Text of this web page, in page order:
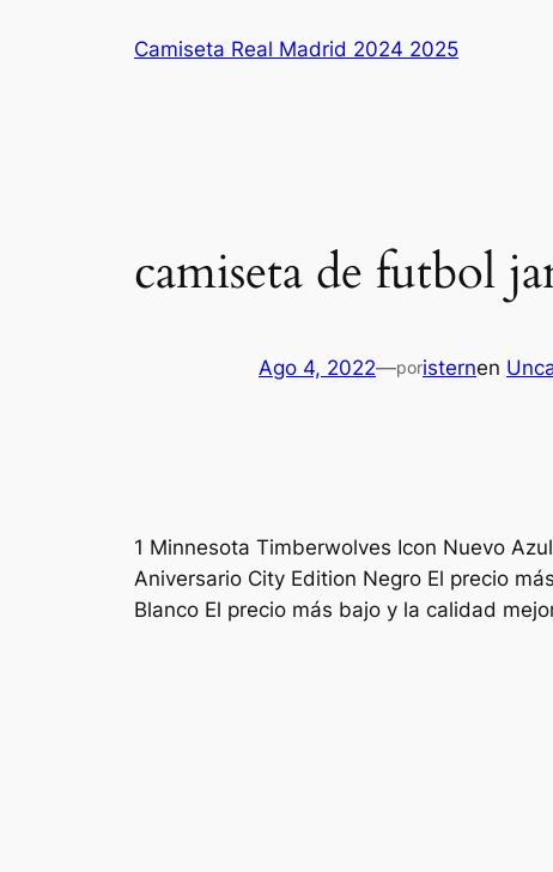
Camiseta Real Madrid 2024 2025
camiseta de futbol
Ago 4, 2022—poristernen
1 Minnesota Timberwolves Icon Nuevo
Aniversario City Edition Negro El precio
Blanco El precio más bajo y la calidad